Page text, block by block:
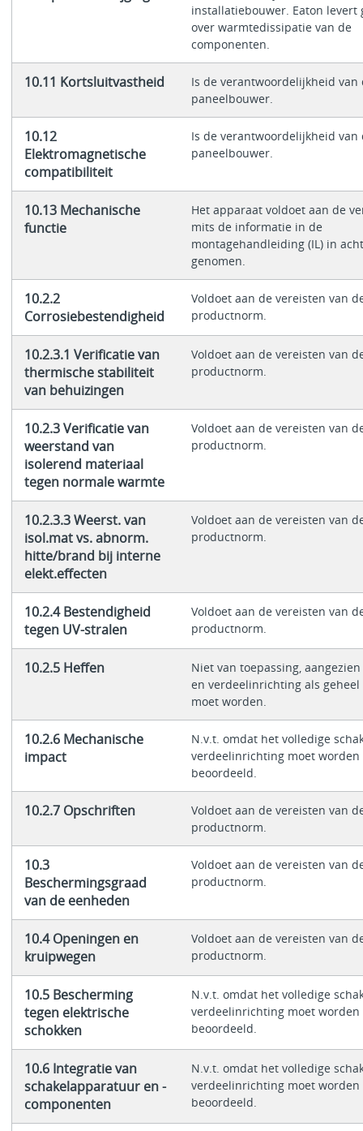
installatiebouwer. Eaton levert
over warmtedissipatie van de
componenten.
10.11 Kortsluitvastheid
Is de verantwoordelijkheid van
paneelbouwer.
10.12
Elektromagnetische
compatibiliteit
Is de verantwoordelijkheid van
paneelbouwer.
10.13 Mechanische
functie
Het apparaat voldoet aan de
mits de informatie in de
montagehandleiding (IL) in
genomen.
10.2.2
Corrosiebestendigheid
Voldoet aan de vereisten van
productnorm.
10.2.3.1 Verificatie van
thermische stabiliteit
van behuizingen
Voldoet aan de vereisten van
productnorm.
10.2.3 Verificatie van
weerstand van
isolerend materiaal
tegen normale warmte
Voldoet aan de vereisten van
productnorm.
10.2.3.3 Weerst. van
isol.mat vs. abnorm.
hitte/brand bij interne
elekt.effecten
Voldoet aan de vereisten van
productnorm.
10.2.4 Bestendigheid
tegen UV-stralen
Voldoet aan de vereisten van
productnorm.
10.2.5 Heffen
Niet van toepassing,
en verdeelinrichting als
moet worden.
10.2.6 Mechanische
impact
N.v.t. omdat het volledige
verdeelinrichting moet worden
beoordeeld.
10.2.7 Opschriften
Voldoet aan de vereisten van
productnorm.
10.3
Beschermingsgraad
van de eenheden
Voldoet aan de vereisten van
productnorm.
10.4 Openingen en
kruipwegen
Voldoet aan de vereisten van
productnorm.
10.5 Bescherming
tegen elektrische
schokken
N.v.t. omdat het volledige
verdeelinrichting moet worden
beoordeeld.
10.6 Integratie van
schakelapparatuur en -
componenten
N.v.t. omdat het volledige
verdeelinrichting moet worden
beoordeeld.